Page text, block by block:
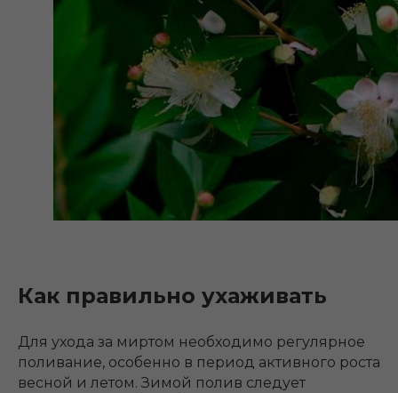
Как правильно ухаживать
Для ухода за миртом необходимо регулярное
поливание, особенно в период активного роста
весной и летом. Зимой полив следует